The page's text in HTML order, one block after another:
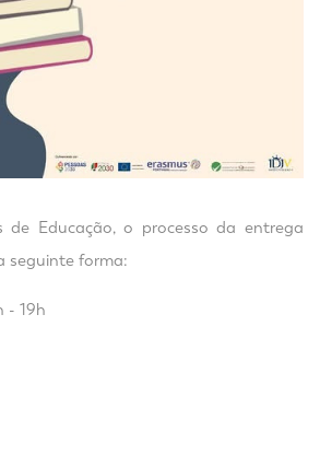
de Educação, o processo da entrega
seguinte forma:
- 19h